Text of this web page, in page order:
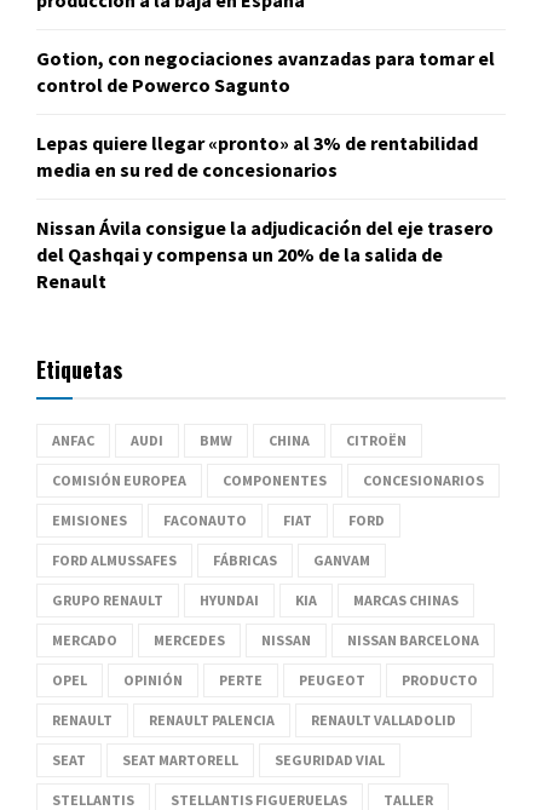
Gotion, con negociaciones avanzadas para tomar el
control de Powerco Sagunto
Lepas quiere llegar «pronto» al 3% de rentabilidad
media en su red de concesionarios
Nissan Ávila consigue la adjudicación del eje trasero
del Qashqai y compensa un 20% de la salida de
Renault
Etiquetas
ANFAC AUDI BMW CHINA CITROËN
COMISIÓN EUROPEA COMPONENTES CONCESIONARIOS
EMISIONES FACONAUTO FIAT FORD
FORD ALMUSSAFES FÁBRICAS GANVAM
GRUPO RENAULT HYUNDAI KIA MARCAS CHINAS
MERCADO MERCEDES NISSAN NISSAN BARCELONA
OPEL OPINIÓN PERTE PEUGEOT PRODUCTO
RENAULT RENAULT PALENCIA RENAULT VALLADOLID
SEAT SEAT MARTORELL SEGURIDAD VIAL
STELLANTIS STELLANTIS FIGUERUELAS TALLER